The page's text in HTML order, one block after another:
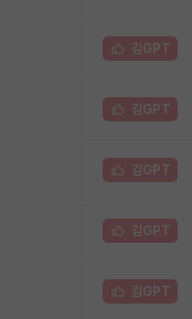
김GPT
김GPT
김GPT
김GPT
김GPT